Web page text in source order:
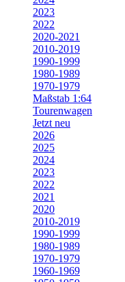
2023
2022
2020-2021
2010-2019
1990-1999
1980-1989
1970-1979
Maßstab 1:64
Tourenwagen
Jetzt neu
2026
2025
2024
2023
2022
2021
2020
2010-2019
1990-1999
1980-1989
1970-1979
1960-1969